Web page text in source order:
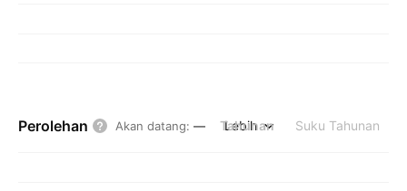
Perolehan Akan datang: — Tahunan Suku Tahunan
Lebih